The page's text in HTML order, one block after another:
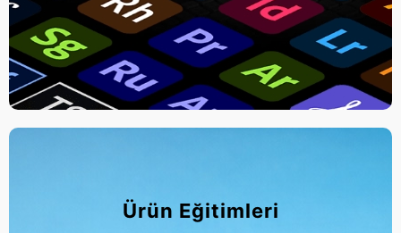
Ürün Eğitimleri